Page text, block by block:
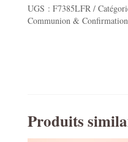
UGS : F7385LFR
Communion & Confirmation
Produits